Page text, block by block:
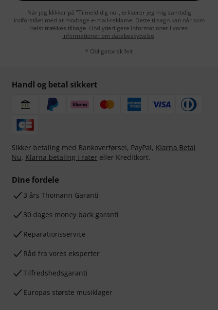
Når jeg klikker på "Tilmeld dig nu", erklærer jeg mig samtidig
indforstået med at modtage e-mail-reklame. Dette tilsagn kan når som
helst trækkes tilbage. Find yderligere informationer i vores
informationer om databeskyttelse.
* Obligatorisk felt
Handl og betal sikkert
Sikker betaling med Bankoverførsel, PayPal, Klarna Betal
Nu, Klarna betaling i rater eller Kreditkort.
Dine fordele
3 års Thomann Garanti
30 dages money back garanti
Reparationsservice
Råd fra vores eksperter
Tilfredshedsgaranti
Europas største musiklager